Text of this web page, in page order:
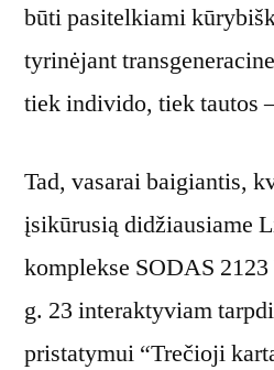
būti pasitelkiami
tyrinėjant
tiek individo, tiek tautos
Tad, vasarai baigiantis,
įsikūrusią didžiausiame
komplekse SODAS
g. 23 interaktyviam
pristatymui “Trečioji